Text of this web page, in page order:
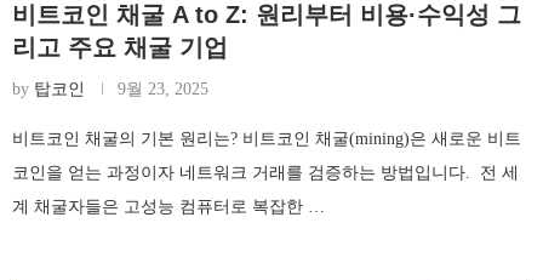
비트코인 채굴 A to Z: 원리부터 비용·수익성 그
리고 주요 채굴 기업
by 탑코인 9월 23, 2025
비트코인 채굴의 기본 원리는? 비트코인 채굴(mining)은 새로운 비트
코인을 얻는 과정이자 네트워크 거래를 검증하는 방법입니다. 전 세
계 채굴자들은 고성능 컴퓨터로 복잡한 …